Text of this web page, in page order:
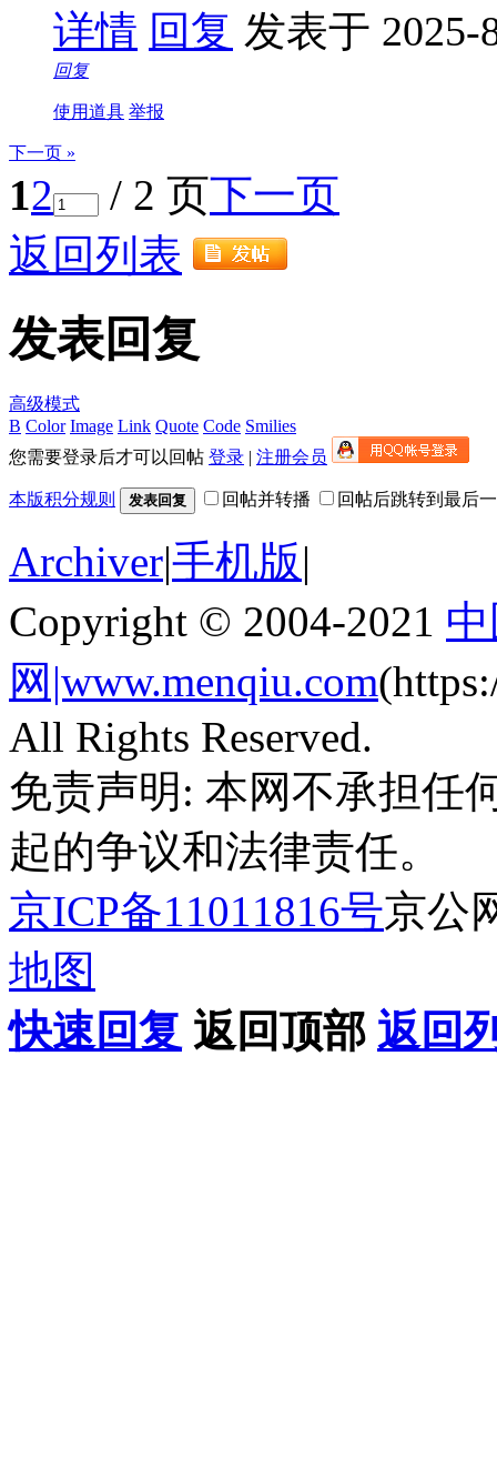
详情 回复 发表于 2025-
回复
使用道具 举报
下一页 »
12 / 2 页下一页
返回列表
发表回复
高级模式
B Color Image Link Quote Code Smilies
您需要登录后才可以回帖 登录 | 注册会员
本版积分规则 发表回复 回帖并转播 回帖后跳转到最后
Archiver|手机版|
Copyright © 2004-2021
网|www.menqiu.com
All Rights Reserved.
免责声明: 本网不承担任
起的争议和法律责任。
京ICP备11011816号京公
地图
快速回复 返回顶部 返回